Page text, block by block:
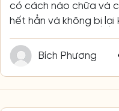
có cách nào chữa và
hết hẳn và không bị lại
Bích Phương